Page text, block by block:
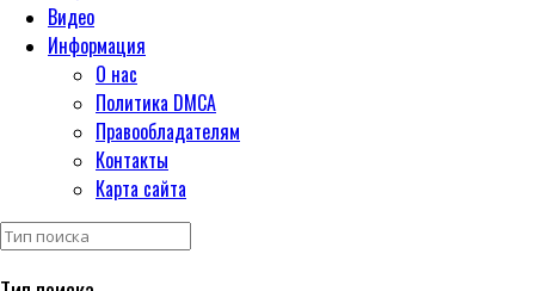
Видео
Информация
О нас
Политика DMCA
Правообладателям
Контакты
Карта сайта